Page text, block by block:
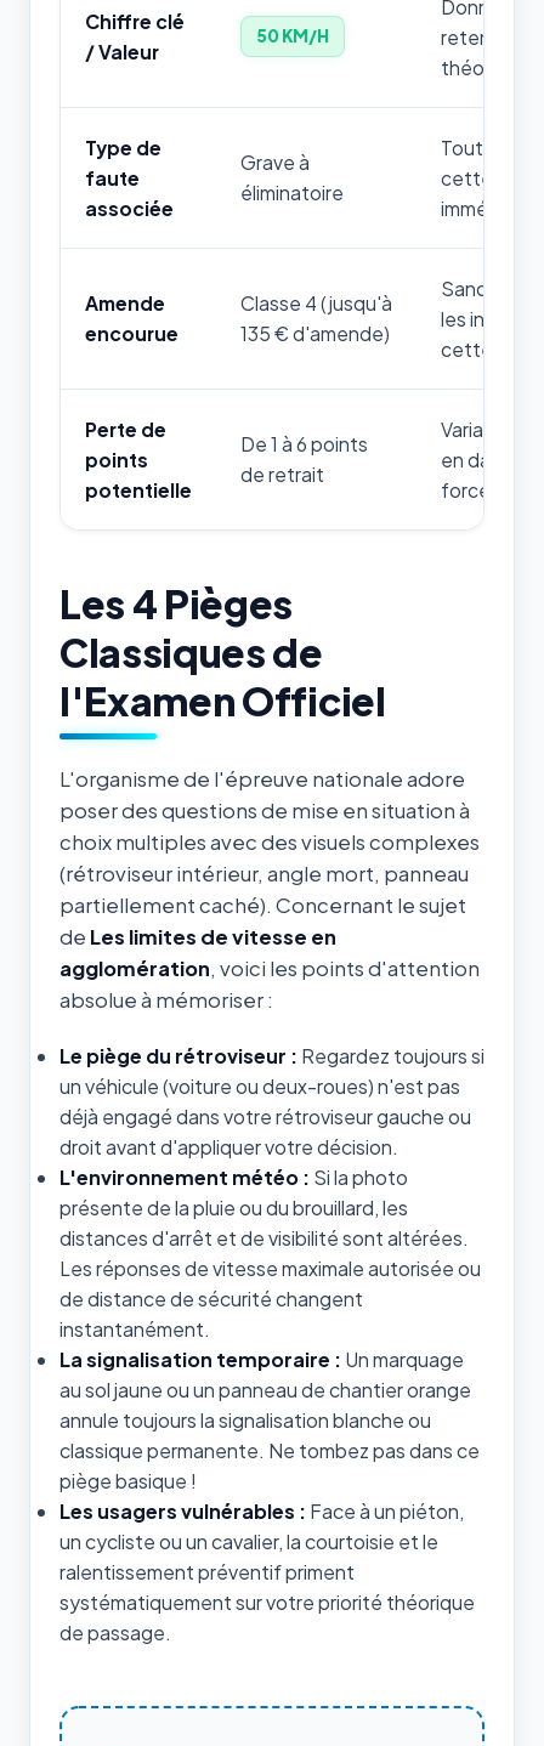
Chiffre clé
/ Valeur
50 KM/H
Donnée
retenir par
théorique.
Type de
faute
associée
Grave à
éliminatoire
Toute
cette
Amende
encourue
Classe 4 (jusqu'à
135 € d'amende)
Sanction
les
cette
Perte de
points
potentielle
De 1 à 6 points
de retrait
Variable
en danger
forces de
Les 4 Pièges
Classiques de
l'Examen Officiel
L'organisme de l'épreuve nationale adore
poser des questions de mise en situation à
choix multiples avec des visuels complexes
(rétroviseur intérieur, angle mort, panneau
partiellement caché). Concernant le sujet
de Les limites de vitesse en
agglomération, voici les points d'attention
absolue à mémoriser :
Le piège du rétroviseur : Regardez toujours si
un véhicule (voiture ou deux-roues) n'est pas
déjà engagé dans votre rétroviseur gauche ou
droit avant d'appliquer votre décision.
L'environnement météo : Si la photo
présente de la pluie ou du brouillard, les
distances d'arrêt et de visibilité sont altérées.
Les réponses de vitesse maximale autorisée ou
de distance de sécurité changent
instantanément.
La signalisation temporaire : Un marquage
au sol jaune ou un panneau de chantier orange
annule toujours la signalisation blanche ou
classique permanente. Ne tombez pas dans ce
piège basique !
Les usagers vulnérables : Face à un piéton,
un cycliste ou un cavalier, la courtoisie et le
ralentissement préventif priment
systématiquement sur votre priorité théorique
de passage.